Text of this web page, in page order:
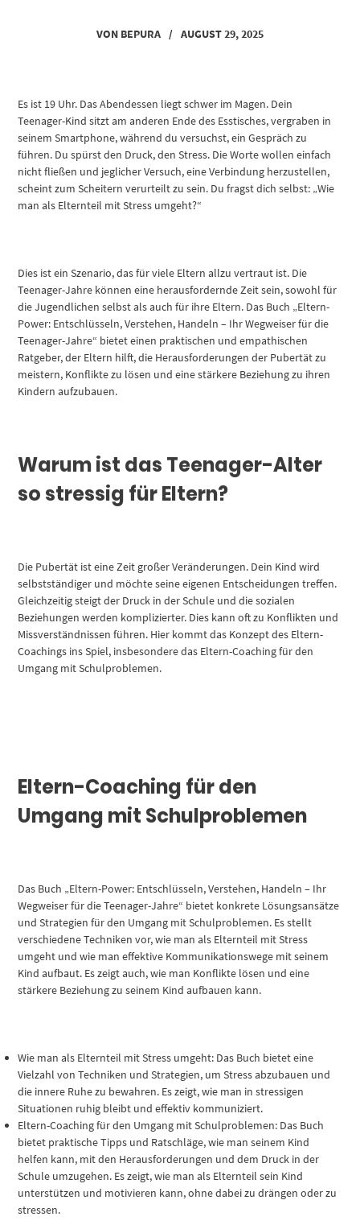
VON BEPURA / AUGUST 29, 2025
Es ist 19 Uhr. Das Abendessen liegt schwer im Magen. Dein
Teenager-Kind sitzt am anderen Ende des Esstisches, vergraben in
seinem Smartphone, während du versuchst, ein Gespräch zu
führen. Du spürst den Druck, den Stress. Die Worte wollen einfach
nicht fließen und jeglicher Versuch, eine Verbindung herzustellen,
scheint zum Scheitern verurteilt zu sein. Du fragst dich selbst: „Wie
man als Elternteil mit Stress umgeht?“
Dies ist ein Szenario, das für viele Eltern allzu vertraut ist. Die
Teenager-Jahre können eine herausfordernde Zeit sein, sowohl für
die Jugendlichen selbst als auch für ihre Eltern. Das Buch „Eltern-
Power: Entschlüsseln, Verstehen, Handeln – Ihr Wegweiser für die
Teenager-Jahre“ bietet einen praktischen und empathischen
Ratgeber, der Eltern hilft, die Herausforderungen der Pubertät zu
meistern, Konflikte zu lösen und eine stärkere Beziehung zu ihren
Kindern aufzubauen.
Warum ist das Teenager-Alter
so stressig für Eltern?
Die Pubertät ist eine Zeit großer Veränderungen. Dein Kind wird
selbstständiger und möchte seine eigenen Entscheidungen treffen.
Gleichzeitig steigt der Druck in der Schule und die sozialen
Beziehungen werden komplizierter. Dies kann oft zu Konflikten und
Missverständnissen führen. Hier kommt das Konzept des Eltern-
Coachings ins Spiel, insbesondere das Eltern-Coaching für den
Umgang mit Schulproblemen.
Eltern-Coaching für den
Umgang mit Schulproblemen
Das Buch „Eltern-Power: Entschlüsseln, Verstehen, Handeln – Ihr
Wegweiser für die Teenager-Jahre“ bietet konkrete Lösungsansätze
und Strategien für den Umgang mit Schulproblemen. Es stellt
verschiedene Techniken vor, wie man als Elternteil mit Stress
umgeht und wie man effektive Kommunikationswege mit seinem
Kind aufbaut. Es zeigt auch, wie man Konflikte lösen und eine
stärkere Beziehung zu seinem Kind aufbauen kann.
Wie man als Elternteil mit Stress umgeht: Das Buch bietet eine
Vielzahl von Techniken und Strategien, um Stress abzubauen und
die innere Ruhe zu bewahren. Es zeigt, wie man in stressigen
Situationen ruhig bleibt und effektiv kommuniziert.
Eltern-Coaching für den Umgang mit Schulproblemen: Das Buch
bietet praktische Tipps und Ratschläge, wie man seinem Kind
helfen kann, mit den Herausforderungen und dem Druck in der
Schule umzugehen. Es zeigt, wie man als Elternteil sein Kind
unterstützen und motivieren kann, ohne dabei zu drängen oder zu
stressen.